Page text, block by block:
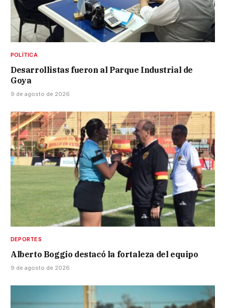
POLÍTICA
Desarrollistas fueron al Parque Industrial de
Goya
9 de agosto de 2026
DEPORTES
Alberto Boggio destacó la fortaleza del equipo
9 de agosto de 2026